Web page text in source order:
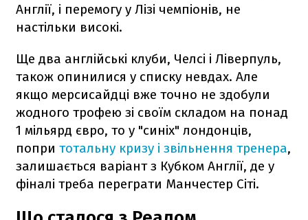
Англії, і перемогу у Лізі чемпіонів, не
настільки високі.
Ще два англійські клуби, Челсі і Ліверпуль,
також опинилися у списку невдах. Але
якщо мерсисайдці вже точно не здобули
жодного трофею зі своїм складом на понад
1 мільярд євро, то у "синіх" лондонців,
попри тотальну кризу і звільнення тренера,
залишається варіант з Кубком Англії, де у
фіналі треба переграти Манчестер Сіті.